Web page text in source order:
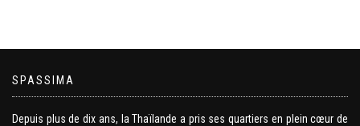
SPASSIMA
Depuis plus de dix ans, la Thaïlande a pris ses quartiers en plein cœur de